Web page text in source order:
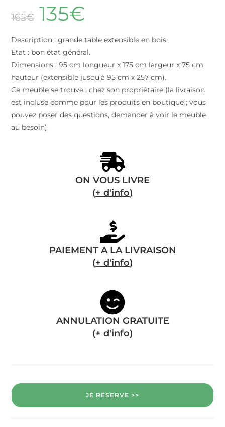
165€ 135€
Description : grande table extensible en bois.
Etat : bon état général.
Dimensions : 95 cm longueur x 175 cm largeur x 75 cm
hauteur (extensible jusqu’à 95 cm x 257 cm).
Ce meuble se trouve : chez son propriétaire (la livraison
est incluse comme pour les produits en boutique ; vous
pouvez poser des questions, demander à voir le meuble
au besoin).
ON VOUS LIVRE
(+ d'info)
PAIEMENT A LA LIVRAISON
(+ d'info)
ANNULATION GRATUITE
(+ d'info)
JE RÉSERVE >>